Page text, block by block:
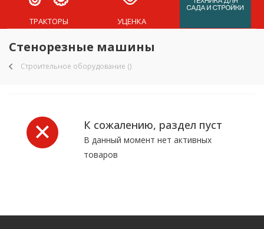
ТРАКТОРЫ УЦЕНКА
Стенорезные машины
Строительное оборудование ()
К сожалению, раздел пуст
В данный момент нет активных
товаров